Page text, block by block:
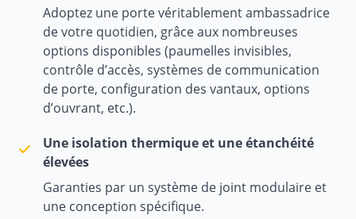
Adoptez une porte véritablement ambassadrice
de votre quotidien, grâce aux nombreuses
options disponibles (paumelles invisibles,
contrôle d’accès, systèmes de communication
de porte, configuration des vantaux, options
d’ouvrant, etc.).
Une isolation thermique et une étanchéité
élevées
Garanties par un système de joint modulaire et
une conception spécifique.